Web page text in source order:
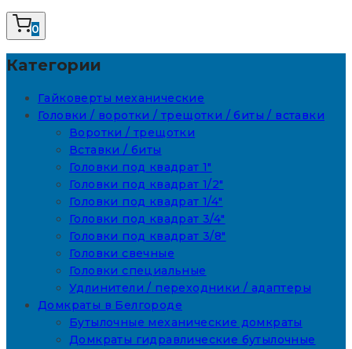
0
Категории
Гайковерты механические
Головки / воротки / трещотки / биты / вставки
Воротки / трещотки
Вставки / биты
Головки под квадрат 1"
Головки под квадрат 1/2"
Головки под квадрат 1/4"
Головки под квадрат 3/4"
Головки под квадрат 3/8"
Головки свечные
Головки специальные
Удлинители / переходники / адаптеры
Домкраты в Белгороде
Бутылочные механические домкраты
Домкраты гидравлические бутылочные